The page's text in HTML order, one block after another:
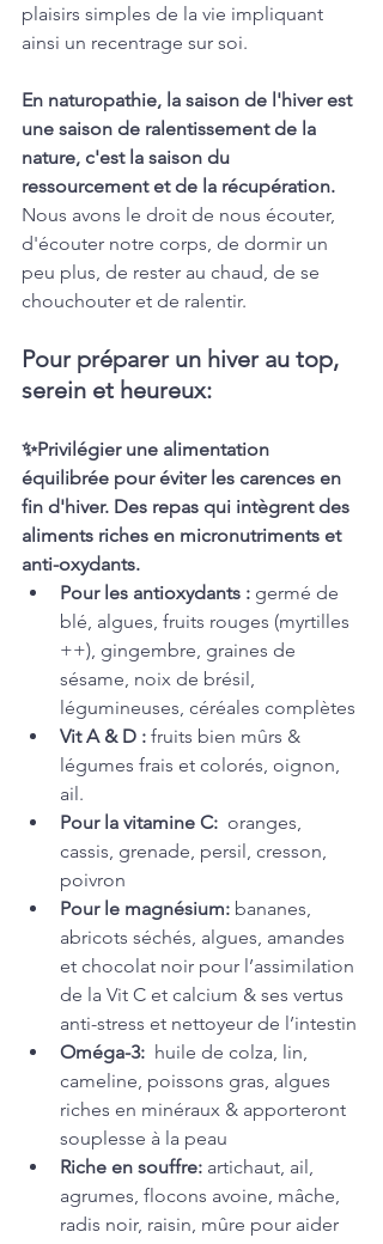
plaisirs simples de la vie impliquant
ainsi un recentrage sur soi.
En naturopathie, la saison de l'hiver est
une saison de ralentissement de la
nature, c'est la saison du
ressourcement et de la récupération.
Nous avons le droit de nous écouter,
d'écouter notre corps, de dormir un
peu plus, de rester au chaud, de se
chouchouter et de ralentir.
Pour préparer un hiver au top,
serein et heureux:
✨Privilégier une alimentation
équilibrée pour éviter les carences en
fin d'hiver. Des repas qui intègrent des
aliments riches en micronutriments et
anti-oxydants.
Pour les antioxydants : germé de
blé, algues, fruits rouges (myrtilles
++), gingembre, graines de
sésame, noix de brésil,
légumineuses, céréales complètes
Vit A & D : fruits bien mûrs &
légumes frais et colorés, oignon,
ail.
Pour la vitamine C: oranges,
cassis, grenade, persil, cresson,
poivron
Pour le magnésium: bananes,
abricots séchés, algues, amandes
et chocolat noir pour l’assimilation
de la Vit C et calcium & ses vertus
anti-stress et nettoyeur de l’intestin
Oméga-3: huile de colza, lin,
cameline, poissons gras, algues
riches en minéraux & apporteront
souplesse à la peau
Riche en souffre: artichaut, ail,
agrumes, flocons avoine, mâche,
radis noir, raisin, mûre pour aider